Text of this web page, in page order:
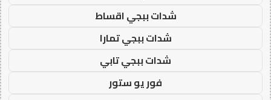
شدات ببجي اقساط
شدات ببجي تمارا
شدات ببجي تابي
فور يو ستور